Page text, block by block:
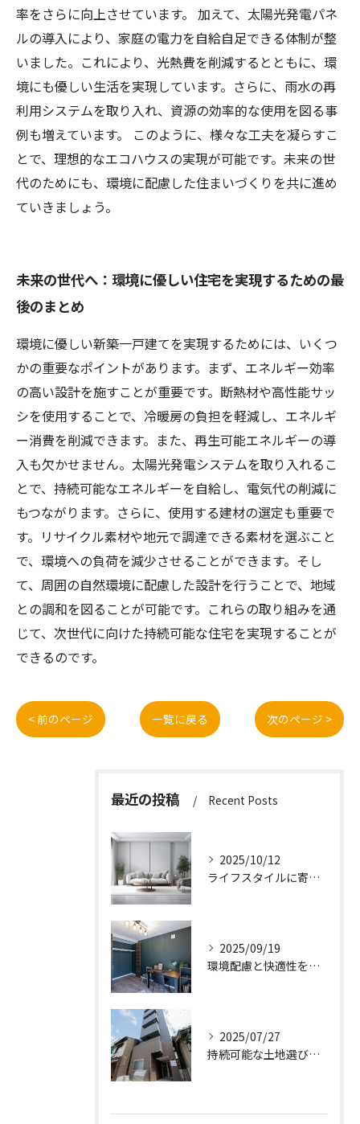
率をさらに向上させています。 加えて、太陽光発電パネ
ルの導入により、家庭の電力を自給自足できる体制が整
いました。これにより、光熱費を削減するとともに、環
境にも優しい生活を実現しています。さらに、雨水の再
利用システムを取り入れ、資源の効率的な使用を図る事
例も増えています。 このように、様々な工夫を凝らすこ
とで、理想的なエコハウスの実現が可能です。未来の世
代のためにも、環境に配慮した住まいづくりを共に進め
ていきましょう。
未来の世代へ：環境に優しい住宅を実現するための最
後のまとめ
環境に優しい新築一戸建てを実現するためには、いくつ
かの重要なポイントがあります。まず、エネルギー効率
の高い設計を施すことが重要です。断熱材や高性能サッ
シを使用することで、冷暖房の負担を軽減し、エネルギ
ー消費を削減できます。また、再生可能エネルギーの導
入も欠かせません。太陽光発電システムを取り入れるこ
とで、持続可能なエネルギーを自給し、電気代の削減に
もつながります。さらに、使用する建材の選定も重要で
す。リサイクル素材や地元で調達できる素材を選ぶこと
で、環境への負荷を減少させることができます。そし
て、周囲の自然環境に配慮した設計を行うことで、地域
との調和を図ることが可能です。これらの取り組みを通
じて、次世代に向けた持続可能な住宅を実現することが
できるのです。
< 前のページ 一覧に戻る 次のページ >
最近の投稿 Recent Posts
2025/10/12
ライフスタイルに寄り添う快適な新築一戸建て設計
2025/09/19
環境配慮と快適性を両立させた新築一戸建ての暮らし方
2025/07/27
持続可能な土地選びのポイント